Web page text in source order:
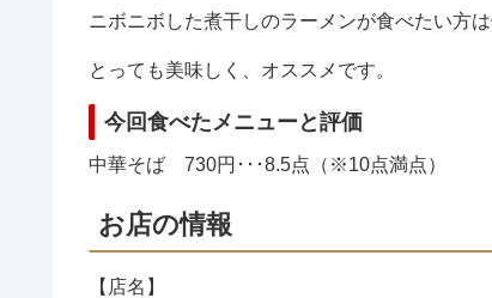
ニボニボした煮干しのラーメンが食べたい方
とっても美味しく、オススメです。
今回食べたメニューと評価
中華そば 730円･･･8.5点（※10点満点）
お店の情報
【店名】